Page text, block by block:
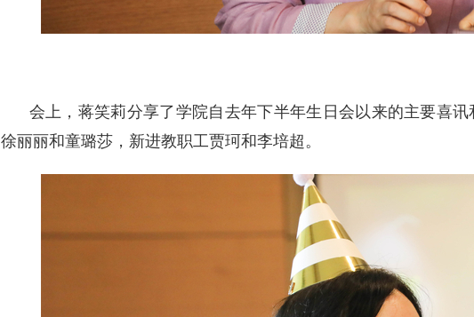
会上，蒋笑莉分享了学院自去年下半年生日会以来的主要喜
徐丽丽和童璐莎，新进教职工贾珂和李培超。